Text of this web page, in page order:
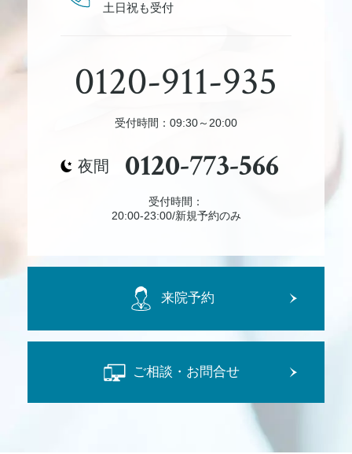
土日祝も受付
0120-911-935
受付時間：09:30～20:00
夜間 0120-773-566
受付時間：
20:00-23:00/新規予約のみ
来院予約
ご相談・お問合せ